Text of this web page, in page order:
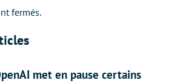
fermés.
met en pause certains